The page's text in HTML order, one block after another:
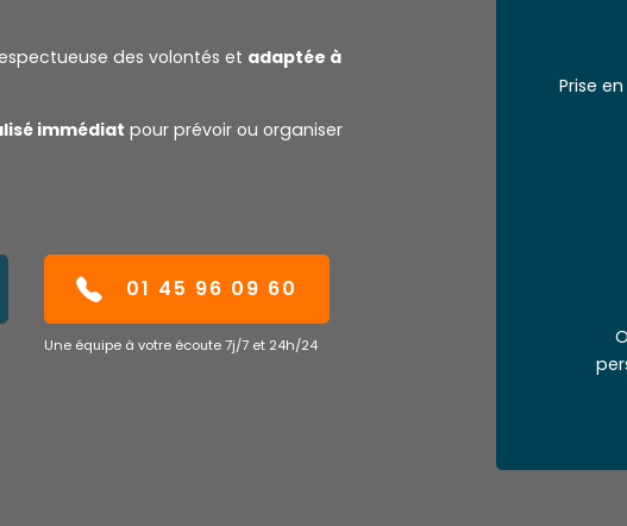
des volontés et adaptée à
immédiat pour prévoir ou organiser
01 45 96 09 60
Une équipe à votre écoute 7j/7 et 24h/24
Prise